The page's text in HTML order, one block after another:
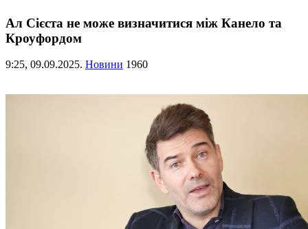
Ал Сієста не може визначитися між Канело та
Кроуфордом
9:25, 09.09.2025. Новини 1960